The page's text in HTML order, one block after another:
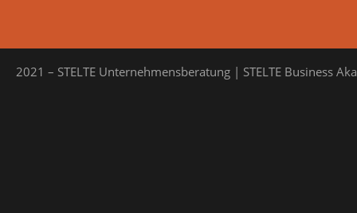
2021 – STELTE Unternehmensberatung | STELTE Business